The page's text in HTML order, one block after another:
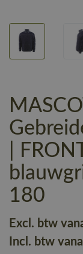
|
180
Excl. btw
Incl. btw